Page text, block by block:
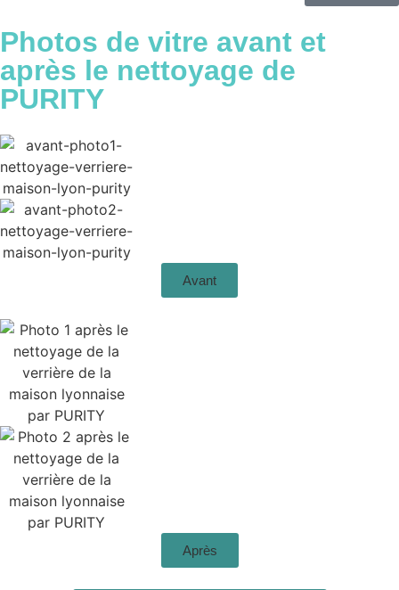
Photos de vitre avant et
après le nettoyage de
PURITY
Avant
Après